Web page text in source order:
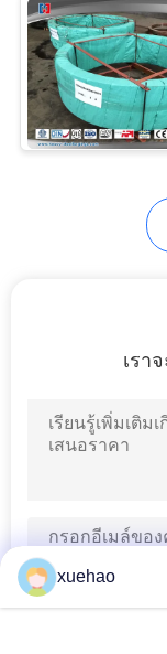
เรา
xuehao